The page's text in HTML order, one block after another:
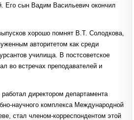
Его сын Вадим Васильевич окончил
хорошо помнят В.Т. Солодкова,
авторитетом как среди
училища. В постсоветское
во встречах преподавателей и
директором департамента
научного комплекса Международной
стал членом-корреспондентом этой